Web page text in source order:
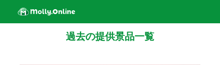
過去の提供景品一覧